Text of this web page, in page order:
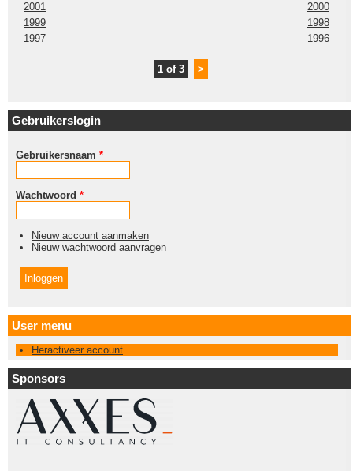
2001
2000
1999
1998
1997
1996
1 of 3 >
Gebruikerslogin
Gebruikersnaam *
Wachtwoord *
Nieuw account aanmaken
Nieuw wachtwoord aanvragen
User menu
Heractiveer account
Sponsors